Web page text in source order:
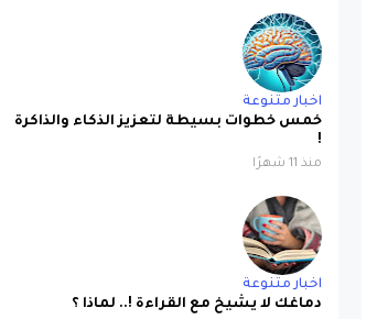
اخبار متنوعة
خمس خطوات بسيطة لتعزيز الذكاء والذاكرة
!
منذ 11 شهرًا
اخبار متنوعة
دماغك لا يشيخ مع القراءة !.. لماذا ؟